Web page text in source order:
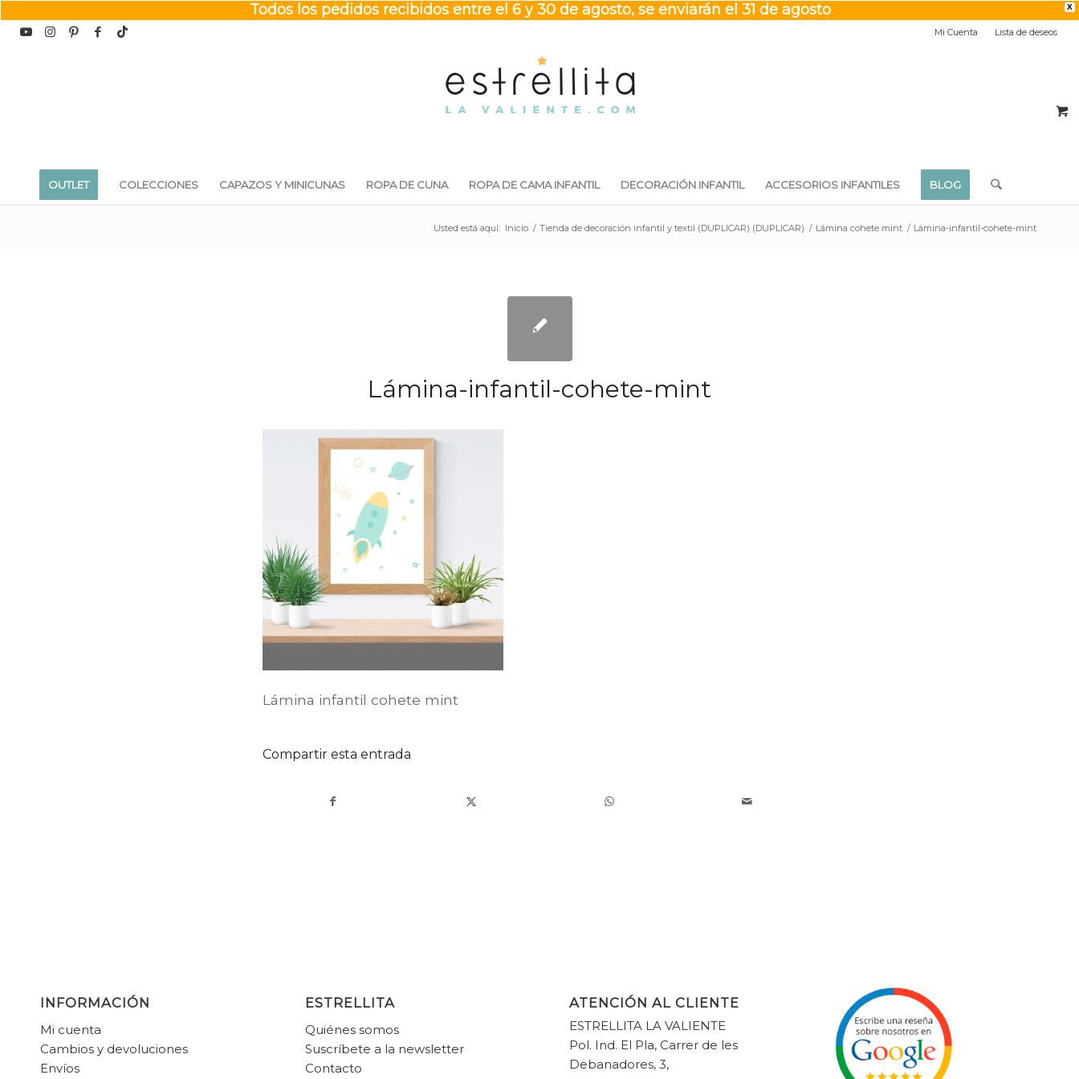
X
Todos los pedidos recibidos entre el 6 y 30 de agosto, se enviarán el 31 de agosto
Mi Cuenta Lista de deseos
OUTLET COLECCIONES CAPAZOS Y MINICUNAS ROPA DE CUNA ROPA DE CAMA INFANTIL DECORACIÓN INFANTIL ACCESORIOS INFANTILES BLOG
Usted está aquí: Inicio / Tienda de decoración infantil y textil (DUPLICAR) (DUPLICAR) / Lámina cohete mint / Lámina-infantil-cohete-mint
Lámina-infantil-cohete-mint
Lámina infantil cohete mint
Compartir esta entrada
INFORMACIÓN
Mi cuenta
Cambios y devoluciones
Envíos
ESTRELLITA
Quiénes somos
Suscríbete a la newsletter
Contacto
ATENCIÓN AL CLIENTE
ESTRELLITA LA VALIENTE
Pol. Ind. El Pla, Carrer de les
Debanadores, 3,